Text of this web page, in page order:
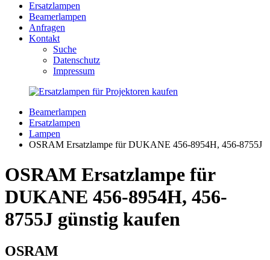
Ersatzlampen
Beamerlampen
Anfragen
Kontakt
Suche
Datenschutz
Impressum
Beamerlampen
Ersatzlampen
Lampen
OSRAM Ersatzlampe für DUKANE 456-8954H, 456-8755J
OSRAM Ersatzlampe für
DUKANE 456-8954H, 456-
8755J günstig kaufen
OSRAM